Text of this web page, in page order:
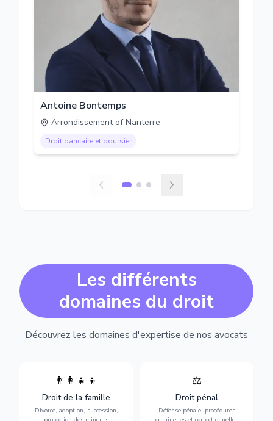
Antoine Bontemps
Arrondissement of Nanterre
Droit bancaire et boursier
Les différents
domaines du droit
Découvrez les domaines d'expertise de nos avocats
👨‍👩‍👧‍👦
Droit de la famille
Divorce, adoption, succession,
Divorce, garde d'enfants,
adoption, succession et
protection des personnes
vulnérables.
⚖️
Droit pénal
Défense pénale, procédures
Expertise en matière pénale,
vue jusqu'au procès, pour
toute affaire correctionnelle
ou criminelle.